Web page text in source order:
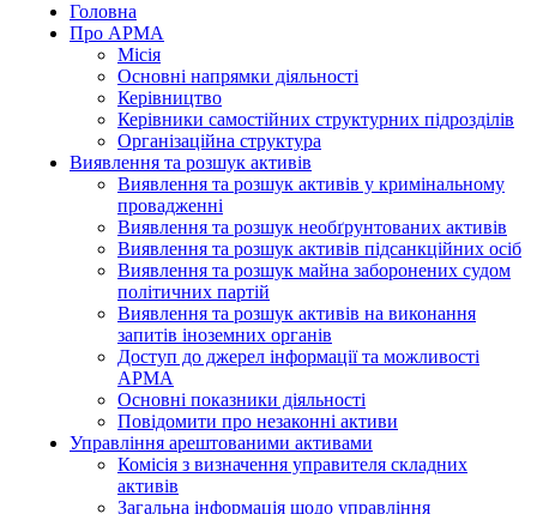
Головна
Про АРМА
Місія
Основні напрямки діяльності
Керівництво
Керівники самостійних структурних підрозділів
Організаційна структура
Виявлення та розшук активів
Виявлення та розшук активів у кримінальному
провадженні
Виявлення та розшук необґрунтованих активів
Виявлення та розшук активів підсанкційних осіб
Виявлення та розшук майна заборонених судом
політичних партій
Виявлення та розшук активів на виконання
запитів іноземних органів
Доступ до джерел інформації та можливості
АРМА
Основні показники діяльності
Повідомити про незаконні активи
Управління арештованими активами
Комісія з визначення управителя складних
активів
Загальна інформація щодо управління